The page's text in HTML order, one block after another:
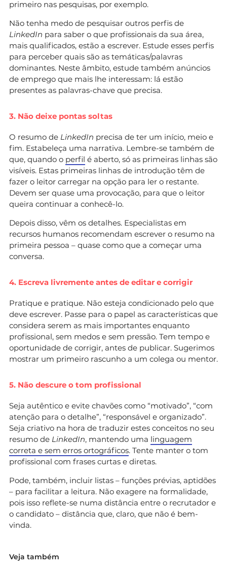
primeiro nas pesquisas, por exemplo.
Não tenha medo de pesquisar outros perfis de
LinkedIn para saber o que profissionais da sua área,
mais qualificados, estão a escrever. Estude esses perfis
para perceber quais são as temáticas/palavras
dominantes. Neste âmbito, estude também anúncios
de emprego que mais lhe interessam: lá estão
presentes as palavras-chave que precisa.
3. Não deixe pontas soltas
O resumo de LinkedIn precisa de ter um início, meio e
fim. Estabeleça uma narrativa. Lembre-se também de
que, quando o perfil é aberto, só as primeiras linhas são
visíveis. Estas primeiras linhas de introdução têm de
fazer o leitor carregar na opção para ler o restante.
Devem ser quase uma provocação, para que o leitor
queira continuar a conhecê-lo.
Depois disso, vêm os detalhes. Especialistas em
recursos humanos recomendam escrever o resumo na
primeira pessoa – quase como que a começar uma
conversa.
4. Escreva livremente antes de editar e corrigir
Pratique e pratique. Não esteja condicionado pelo que
deve escrever. Passe para o papel as características que
considera serem as mais importantes enquanto
profissional, sem medos e sem pressão. Tem tempo e
oportunidade de corrigir, antes de publicar. Sugerimos
mostrar um primeiro rascunho a um colega ou mentor.
5. Não descure o tom profissional
Seja autêntico e evite chavões como “motivado”, “com
atenção para o detalhe”, “responsável e organizado”.
Seja criativo na hora de traduzir estes conceitos no seu
resumo de LinkedIn, mantendo uma linguagem
correta e sem erros ortográficos. Tente manter o tom
profissional com frases curtas e diretas.
Pode, também, incluir listas – funções prévias, aptidões
– para facilitar a leitura. Não exagere na formalidade,
pois isso reflete-se numa distância entre o recrutador e
o candidato – distância que, claro, que não é bem-
vinda.
Veja também